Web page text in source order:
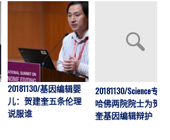
20181130/基因编辑婴
儿：贺建奎五条伦理
说服谁
20181130/Science专访:
哈佛两院院士为贺建
奎基因编辑辩护